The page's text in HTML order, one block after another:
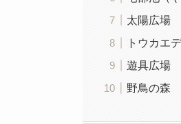
太陽広場
トウカエ
遊具広場
野鳥の森